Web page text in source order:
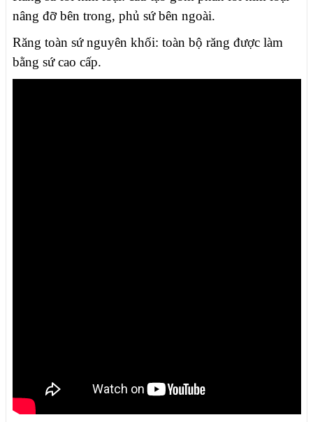
nâng đỡ bên trong, phủ sứ bên ngoài.
Răng toàn sứ nguyên khối: toàn bộ răng được làm
bằng sứ cao cấp.